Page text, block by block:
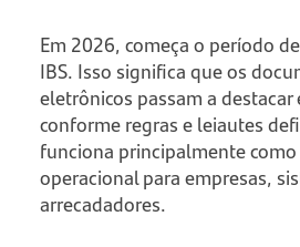
Em 2026, começa o período
IBS. Isso significa que os
eletrônicos passam a destacar
conforme regras e leiautes
funciona principalmente
operacional para empresas,
arrecadadores.